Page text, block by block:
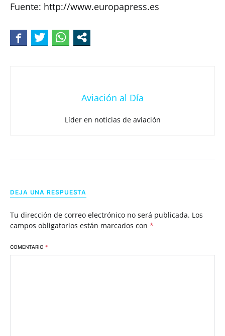
Fuente: http://www.europapress.es
Aviación al Día
Líder en noticias de aviación
DEJA UNA RESPUESTA
Tu dirección de correo electrónico no será publicada. Los
campos obligatorios están marcados con *
COMENTARIO *